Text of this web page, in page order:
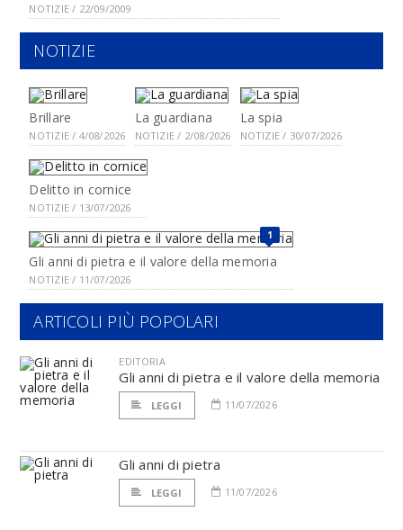
NOTIZIE / 22/09/2009
NOTIZIE
Brillare
NOTIZIE / 4/08/2026
La guardiana
NOTIZIE / 2/08/2026
La spia
NOTIZIE / 30/07/2026
Delitto in cornice
NOTIZIE / 13/07/2026
1
Gli anni di pietra e il valore della memoria
NOTIZIE / 11/07/2026
ARTICOLI PIÙ POPOLARI
EDITORIA
Gli anni di pietra e il valore della memoria
LEGGI 11/07/2026
Gli anni di pietra
LEGGI 11/07/2026